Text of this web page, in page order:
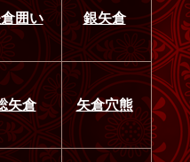
囲い 銀矢倉
矢倉 矢倉穴熊